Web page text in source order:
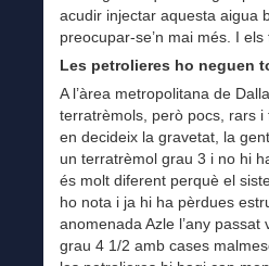
acudir injectar aquesta aigua
preocupar-se’n mai més. I
Les petrolieres ho neguen
A l’àrea metropolitana de
terratrèmols, però pocs, rars i
en decideix la gravetat, la
un terratrèmol grau 3 i no hi
és molt diferent perquè el
ho nota i ja hi ha pèrdues
anomenada Azle l’any
grau 4 1/2 amb cases